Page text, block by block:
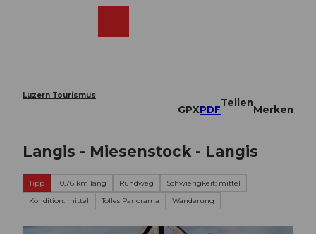
Luzern Tourismus
GPXPDF
Teilen
Merken
Langis - Miesenstock - Langis
Tipp 10,76 km lang Rundweg
Schwierigkeit: mittel
Kondition: mittel
Tolles Panorama Wanderung